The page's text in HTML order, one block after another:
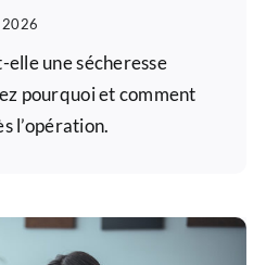
2026
une sécheresse
pourquoi et comment
l’opération.